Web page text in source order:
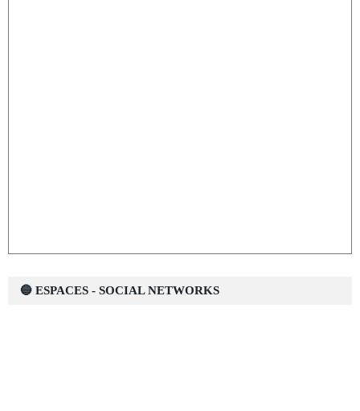
🔵 ESPACES - SOCIAL NETWORKS